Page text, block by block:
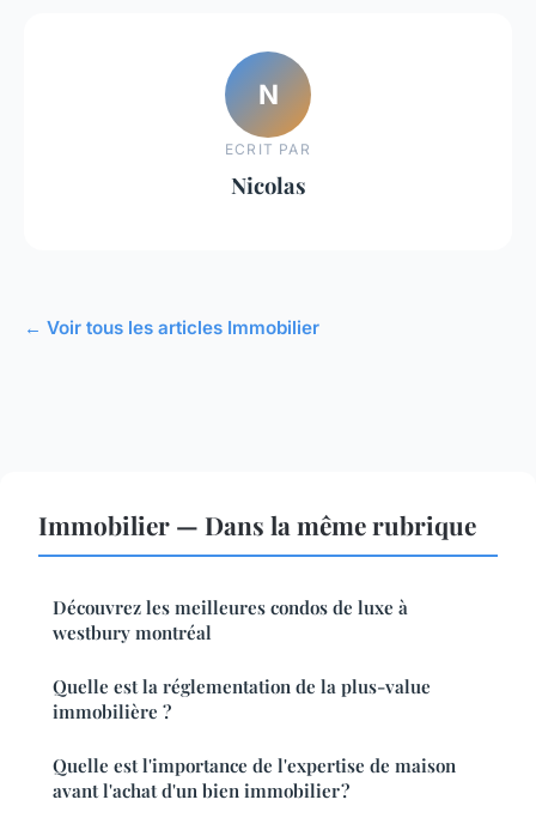
N
ECRIT PAR
Nicolas
← Voir tous les articles Immobilier
Immobilier — Dans la même rubrique
Découvrez les meilleures condos de luxe à
westbury montréal
Quelle est la réglementation de la plus-value
immobilière ?
Quelle est l'importance de l'expertise de maison
avant l'achat d'un bien immobilier ?